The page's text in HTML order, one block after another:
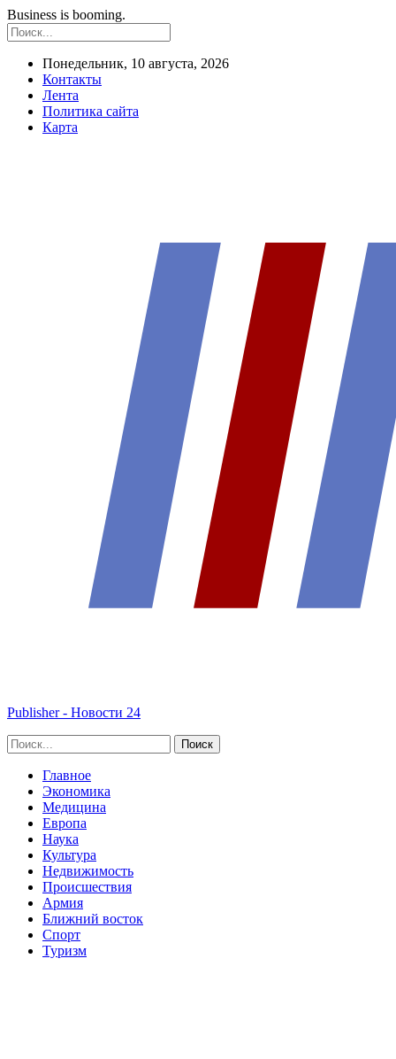
Business is booming.
Понедельник, 10 августа, 2026
Контакты
Лента
Политика сайта
Карта
Publisher - Новости 24
Главное
Экономика
Медицина
Европа
Наука
Культура
Недвижимость
Происшествия
Армия
Ближний восток
Спорт
Туризм